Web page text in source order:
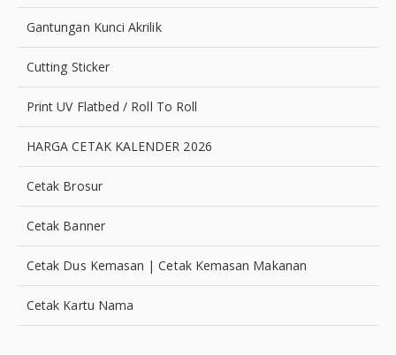
Gantungan Kunci Akrilik
Cutting Sticker
Print UV Flatbed / Roll To Roll
HARGA CETAK KALENDER 2026
Cetak Brosur
Cetak Banner
Cetak Dus Kemasan | Cetak Kemasan Makanan
Cetak Kartu Nama